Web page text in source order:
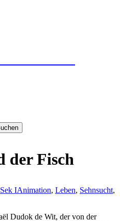
der Fisch
Sek IAnimation, Leben, Sehnsucht,
Dudok de Wit, der von der